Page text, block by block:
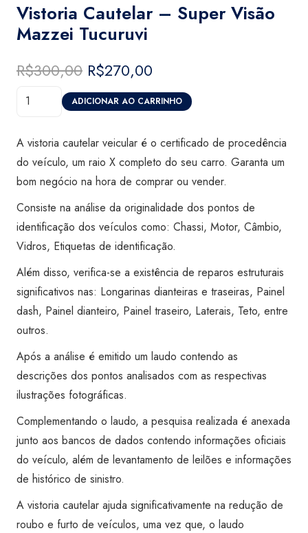
Vistoria Cautelar – Super Visão
Mazzei Tucuruvi
R$300,00 O
preço
original
R$300,00.
R$270,00
preço
atual
R$270,00.
Vistoria
Super
Visão
Tucuruvi
quantidade
ADICIONAR AO CARRINHO
A vistoria cautelar veicular é o certificado de procedência
do veículo, um raio X completo do seu carro. Garanta um
bom negócio na hora de comprar ou vender.
Consiste na análise da originalidade dos pontos de
identificação dos veículos como: Chassi, Motor, Câmbio,
Vidros, Etiquetas de identificação.
Além disso, verifica-se a existência de reparos estruturais
significativos nas: Longarinas dianteiras e traseiras, Painel
dash, Painel dianteiro, Painel traseiro, Laterais, Teto, entre
outros.
Após a análise é emitido um laudo contendo as
descrições dos pontos analisados com as respectivas
ilustrações fotográficas.
Complementando o laudo, a pesquisa realizada é anexada
junto aos bancos de dados contendo informações oficiais
do veículo, além de levantamento de leilões e informações
de histórico de sinistro.
A vistoria cautelar ajuda significativamente na redução de
roubo e furto de veículos, uma vez que, o laudo